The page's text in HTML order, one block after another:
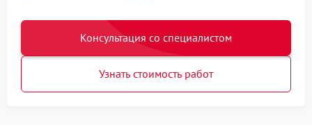
Консультация со специалистом
Узнать стоимость работ